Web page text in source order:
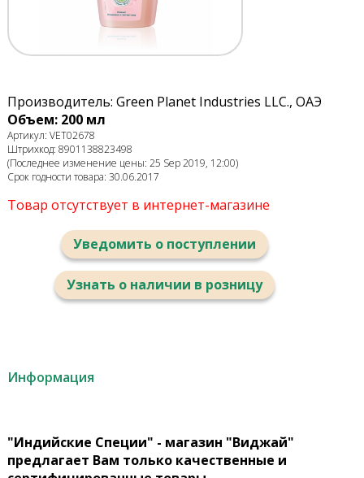
Производитель: Green Planet Industries LLC., ОАЭ
Объем: 200 мл
Артикул: VET02678
Штрихкод: 8901138823498
(Последнее изменение цены: 25 Sep 2019, 12:00)
Срок годности товара: 30.06.2017
Товар отсутствует в интернет-магазине
Уведомить о поступлении
Узнать о наличии в розницу
Информация
"Индийские Специи" - магазин "Виджай"
предлагает Вам только качественные и